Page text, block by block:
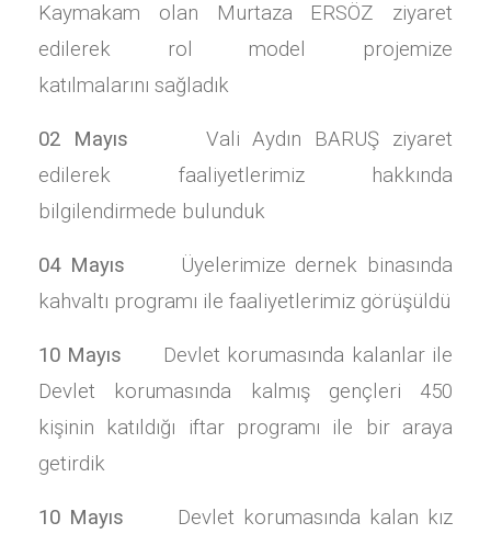
Kaymakam olan Murtaza ERSÖZ ziyaret
edilerek rol model projemize
katılmalarını sağladık
02 Mayıs
Vali Aydın BARUŞ ziyaret
edilerek faaliyetlerimiz hakkında
bilgilendirmede bulunduk
04 Mayıs
Üyelerimize dernek binasında
kahvaltı programı ile faaliyetlerimiz görüşüldü
10 Mayıs
Devlet korumasında kalanlar ile
Devlet korumasında kalmış gençleri 450
kişinin katıldığı iftar programı ile bir araya
getirdik
10 Mayıs
Devlet korumasında kalan kız